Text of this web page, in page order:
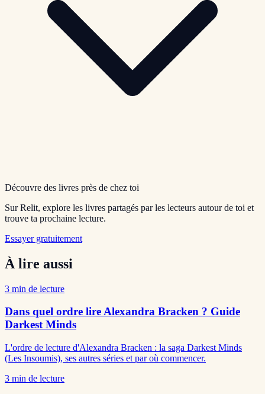
Découvre des livres près de chez toi
Sur Relit, explore les livres partagés par les lecteurs autour de toi et
trouve ta prochaine lecture.
Essayer gratuitement
À lire aussi
3 min de lecture
Dans quel ordre lire Alexandra Bracken ? Guide
Darkest Minds
L'ordre de lecture d'Alexandra Bracken : la saga Darkest Minds
(Les Insoumis), ses autres séries et par où commencer.
3 min de lecture